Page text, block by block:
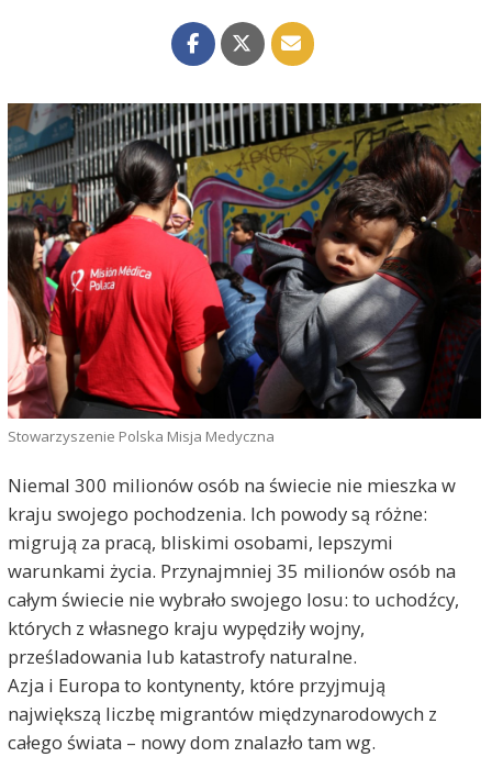
Stowarzyszenie Polska Misja Medyczna
Niemal 300 milionów osób na świecie nie mieszka w
kraju swojego pochodzenia. Ich powody są różne:
migrują za pracą, bliskimi osobami, lepszymi
warunkami życia. Przynajmniej 35 milionów osób na
całym świecie nie wybrało swojego losu: to uchodźcy,
których z własnego kraju wypędziły wojny,
prześladowania lub katastrofy naturalne.
Azja i Europa to kontynenty, które przyjmują
największą liczbę migrantów międzynarodowych z
całego świata – nowy dom znalazło tam wg.